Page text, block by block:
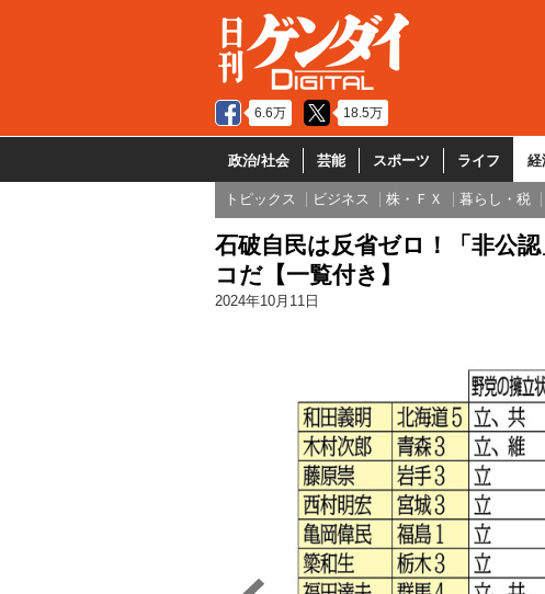
6.6万 18.5万
政治/社会 芸能 スポーツ ライフ 経
トピックス ビジネス 株・ＦＸ 暮らし・税
石破自民は反省ゼロ！「非公
コだ【一覧付き】
2024年10月11日